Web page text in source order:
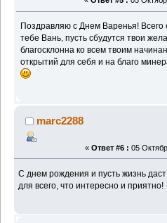
Поздравляю с Днем Варенья! Всего
тебе Вань, пусть сбудутся твои
благосклонна ко всем твоим
открытий для себя и на благо
marc2288
« Ответ #6 : 05
С днем рождения и пусть жизнь
для всего, что интересно и приятно!